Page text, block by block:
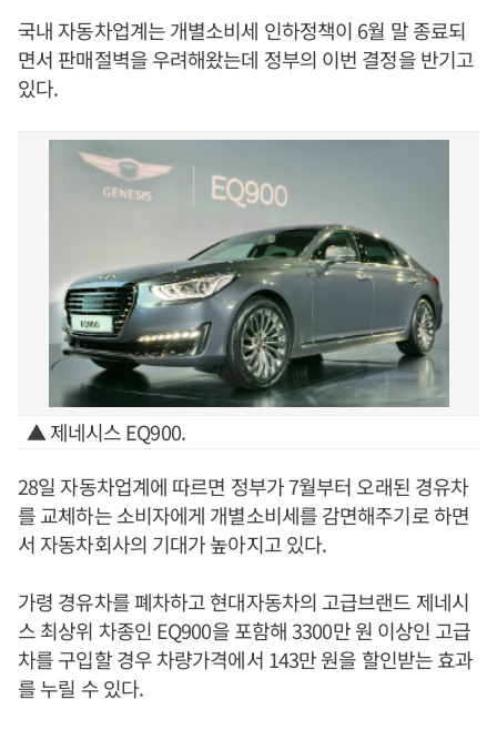
국내 자동차업계는 개별소비세 인하정책이 6월 말 종료되
면서 판매절벽을 우려해왔는데 정부의 이번 결정을 반기고
있다.
▲ 제네시스 EQ900.
28일 자동차업계에 따르면 정부가 7월부터 오래된 경유차
를 교체하는 소비자에게 개별소비세를 감면해주기로 하면
서 자동차회사의 기대가 높아지고 있다.
가령 경유차를 폐차하고 현대자동차의 고급브랜드 제네시
스 최상위 차종인 EQ900을 포함해 3300만 원 이상인 고급
차를 구입할 경우 차량가격에서 143만 원을 할인받는 효과
를 누릴 수 있다.